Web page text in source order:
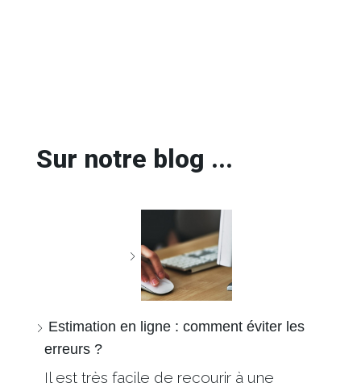
Sur notre blog ...
Estimation en ligne : comment éviter les
erreurs ?
Il est très facile de recourir à une